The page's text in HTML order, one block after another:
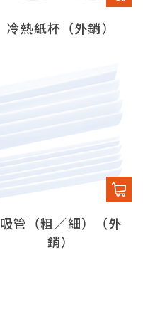
冷熱紙杯（外銷）
吸管（粗／細）（外
銷）